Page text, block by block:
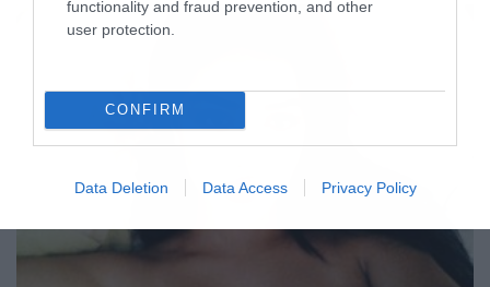
functionality and fraud prevention, and other
user protection.
CONFIRM
Data Deletion Data Access Privacy Policy